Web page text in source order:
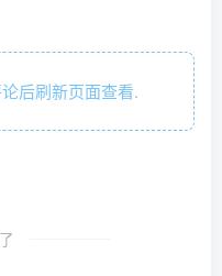
后刷新页面查看.